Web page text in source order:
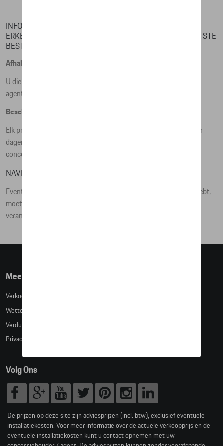
INFORMATIE OVER HET ONTVANGEN VAN EEN BIJ EEN
ERKENDE CONCESSIEHOUDER VAN HET MERK GEPLAATSTE
BESTELLING
Afhaling
U dient de bestelling steeds af te halen bij de concessiehouder /
agent bij wie u ze hebt geplaatst.
Beschadigde producten bij afhaling
Elk product dat bij afhaling beschadigd blijkt, moet binnen de tien
dagen na het ophalen worden teruggebracht naar dezelfde
concessiehouder / agent bij wie het werd opgehaald.
NAVERKOOPDIENST
Eventuele vragen over uw bestelling die u na het afhalen ervan hebt,
moeten worden gericht aan de concessiehouder / agent die
verantwoordelijk is voor uw bestelling.
Meer info
Verkoopsvoorwaarden
Wettelijke bepalingen
Verduidelijking kledingmaten
Privacybeleid
Volg Ons
De prijzen op deze site zijn adviesprijzen (incl. btw), exclusief eventuele
installatiekosten. Voor meer informatie over de actuele verkoopprijs en de
eventuele installatiekosten kunt u contact opnemen met uw